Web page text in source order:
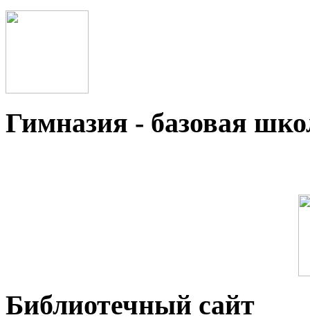
Гимназия - базовая
Библиотечный сайт